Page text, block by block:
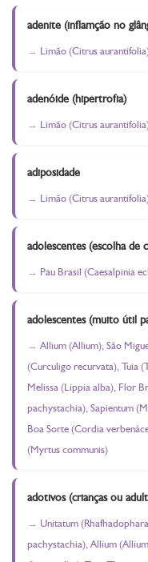
adenite (inflamção no
Limão (Citrus
adenóide (hipertrofia)
Limão (Citrus
adiposidade
Limão (Citrus
adolescentes (escolha de
Pau Brasil (Caesalpinia
adolescentes (muito útil
Allium (Allium), São
(Curculigo recurvata), Tuia
Melissa (Lippia alba), Flor
pachystachia), Sapientum
Boa Sorte (Cordia
(Myrtus communis)
adotivos (crianças ou
Unitatum
pachystachia), Allium